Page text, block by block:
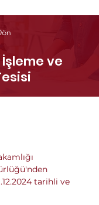
İşleme ve
'nden
tarihli ve